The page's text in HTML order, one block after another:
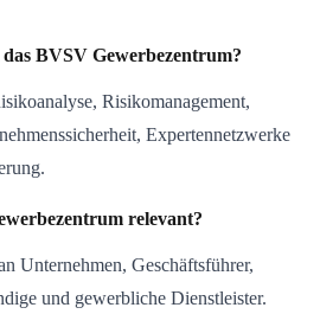
BVSV Gewerbezentrum?
Risikomanagement,
Expertennetzwerke
relevant?
Unternehmen, Geschäftsführer,
und gewerbliche Dienstleister.